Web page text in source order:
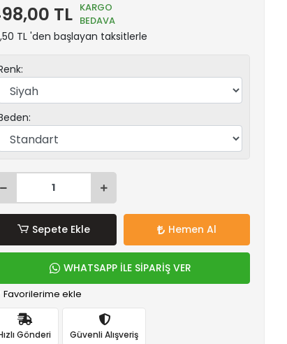
TL KARGO
BEDAVA
TL 'den başlayan taksitlerle
Sepete Ekle Hemen Al
WHATSAPP İLE SİPARİŞ VER
Favorilerime ekle
Gönderi Güvenli Alışveriş